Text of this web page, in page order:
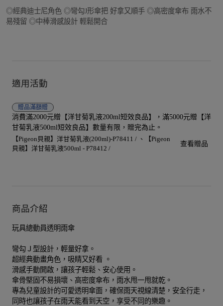
◎經典迪士尼角色 ◎彎勾J形傘把 好拿又順手 ◎高密度傘布 雨水不
易殘留 ◎中棒滑感設計 輕鬆開合
適用活動
贈品滿額贈
消費滿2000元贈【洋甘菊乳液200ml短效良品】，滿5000元贈【洋
甘菊乳液500ml短效良品】數量有限，贈完為止。
【Pigeon貝親】洋甘菊乳液(200ml)-P78411 /
【Pigeon
貝親】洋甘菊乳液500ml - P78412 /
查看贈品
商品介紹
玩具總動員透明雨傘
彎勾Ｊ型設計，輕量好拿。
超經典動畫角色，吸睛又好看 。
滑感手動開啟，讓孩子輕鬆、安心使用。
傘骨堅固不易損壞、高密度傘布，雨水甩一甩就乾。
專為兒童設計的可愛透明傘面，確保雨天視線清楚，安全行走，
同時也讓孩子在雨天能看到天空，享受不同的樂趣。